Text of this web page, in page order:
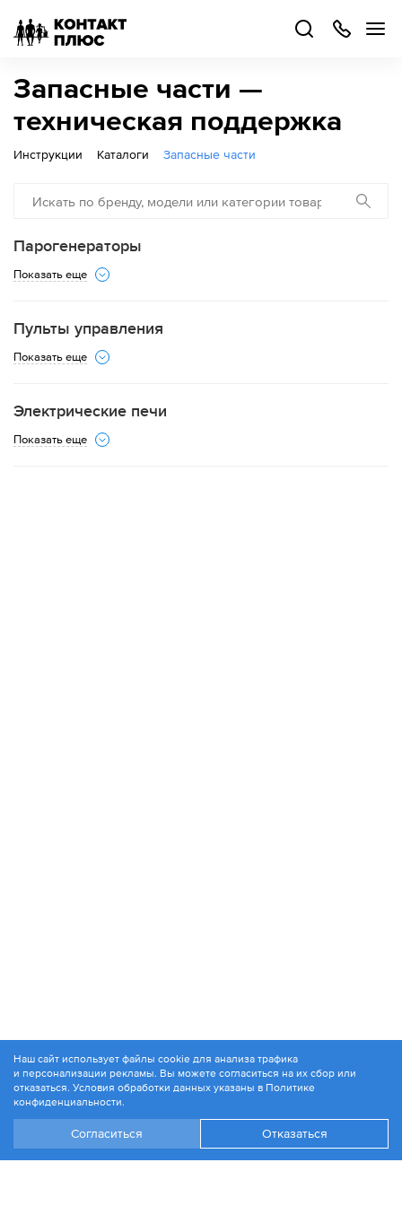
Запасные части —
техническая поддержка
Инструкции Каталоги Запасные части
Парогенераторы
Показать еще
Пульты управления
Показать еще
Электрические печи
Показать еще
© 1994-2026. ЗАО «Контакт Плюс»
Политика конфиденциальности
Наш сайт использует файлы cookie для анализа трафика
и персонализации рекламы. Вы можете согласиться на их сбор или
отказаться. Условия обработки данных указаны в Политике
конфиденциальности.
Согласиться Отказаться
499
504-
48
Каталог
товаров
партнером
Войти
Войти
О компании
Кейсы